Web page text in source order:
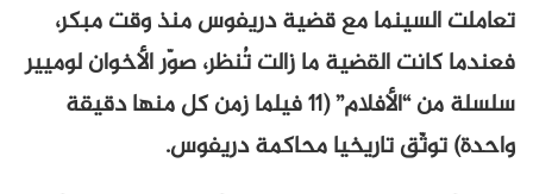
تعاملت السينما مع قضية دريفوس منذ وقت مبكر،
فعندما كانت القضية ما زالت تُنظر، صوّر الأخوان لوميير
سلسلة من “الأفلام” (11 فيلما زمن كل منها دقيقة
واحدة) توثّق تاريخيا محاكمة دريفوس.